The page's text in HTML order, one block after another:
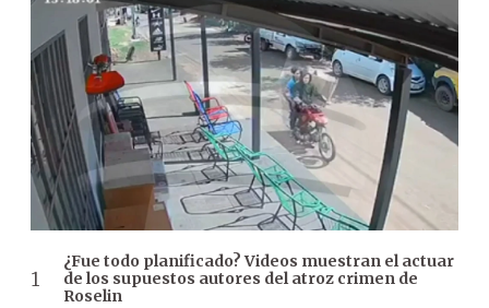
¿Fue todo planificado? Videos muestran el actuar
de los supuestos autores del atroz crimen de
Roselin